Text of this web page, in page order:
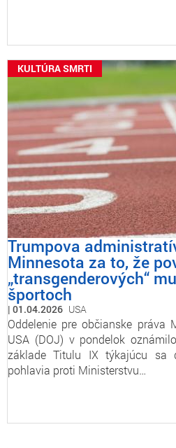
KULTÚRA SMRTI
Trumpova
Minnesota za to, že
„transgenderových“
športoch
01.04.2026 USA
Oddelenie pre občianske práva
USA (DOJ) v pondelok
základe Titulu IX týkajúcu sa
pohlavia proti Ministerstvu…